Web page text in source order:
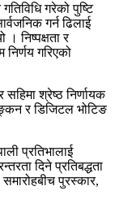
गरेको पुष्टि
गर्न ढिलाई
निष्पक्षता र
निर्णय गरिएको
श्रेष्ठ निर्णायक
र डिजिटल भोटिङ
प्रतिभालाई
दिने प्रतिबद्धता
पुरस्कार,